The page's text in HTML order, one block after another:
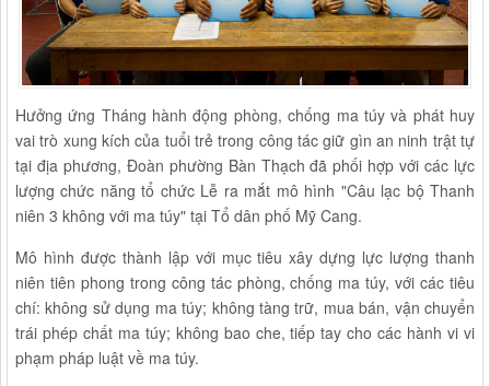
Hưởng ứng Tháng hành động phòng, chống ma túy và phát huy
vai trò xung kích của tuổi trẻ trong công tác giữ gìn an ninh trật tự
tại địa phương, Đoàn phường Bàn Thạch đã phối hợp với các lực
lượng chức năng tổ chức Lễ ra mắt mô hình "Câu lạc bộ Thanh
niên 3 không với ma túy" tại Tổ dân phố Mỹ Cang.
Mô hình được thành lập với mục tiêu xây dựng lực lượng thanh
niên tiên phong trong công tác phòng, chống ma túy, với các tiêu
chí: không sử dụng ma túy; không tàng trữ, mua bán, vận chuyển
trái phép chất ma túy; không bao che, tiếp tay cho các hành vi vi
phạm pháp luật về ma túy.